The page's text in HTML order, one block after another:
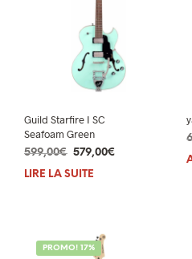
Guild Starfire I SC
Seafoam Green
599,00€ Le
prix
579,00€
LIRE LA SUITE
PROMO! 17%